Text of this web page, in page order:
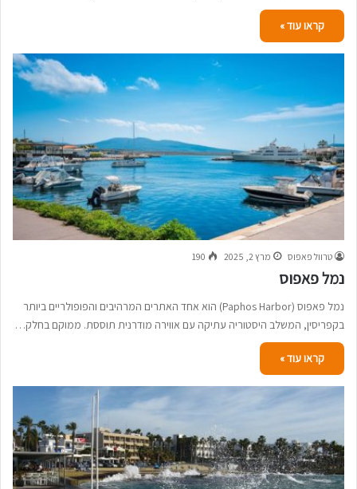
קראו עוד »
טרוול פאפוס מרץ 2, 2025 190
נמל פאפוס
נמל פאפוס (Paphos Harbor) הוא אחד האתרים המרהיבים והפופולריים ביותר
בקפריסין, המשלב היסטוריה עתיקה עם אווירה מודרנית תוססת. ממוקם בחלק…
קראו עוד »